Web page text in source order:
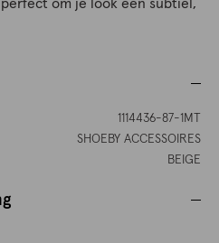
om je look een subtiel,
1114436-87-1MT
SHOEBY ACCESSOIRES
BEIGE